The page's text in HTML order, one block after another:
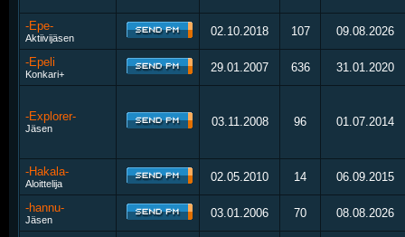
-Epe-
Aktiivijäsen 02.10.2018 107 09.08.2026
-Epeli
Konkari+ 29.01.2007 636 31.01.2020
-Explorer-
Jäsen 03.11.2008 96 01.07.2014
-Hakala-
Aloittelija 02.05.2010 14 06.09.2015
-hannu-
Jäsen 03.01.2006 70 08.08.2026